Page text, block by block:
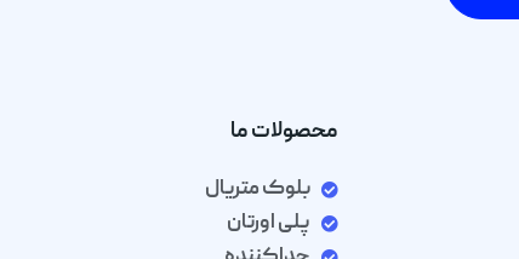
محصولات ما
بلوک متریال
پلی اورتان